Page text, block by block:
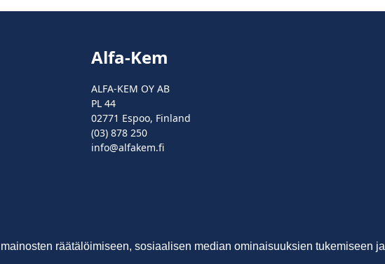
Alfa-Kem
ALFA-KEM OY AB
PL 44
02771 Espoo, Finland
(03) 878 250
info@alfakem.fi
© 2025 Alfa-Kem
räätälöimiseen, sosiaalisen median ominaisuuksien tukemiseen ja